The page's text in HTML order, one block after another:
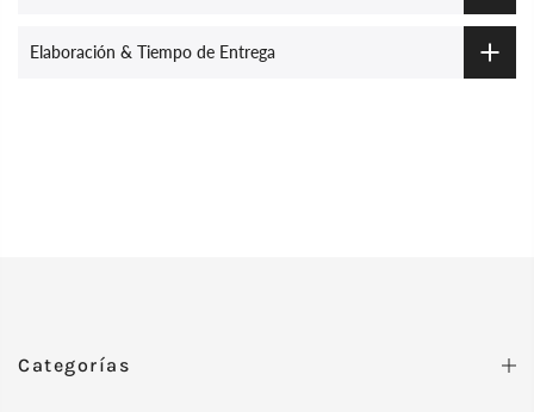
Elaboración & Tiempo de Entrega
Categorías